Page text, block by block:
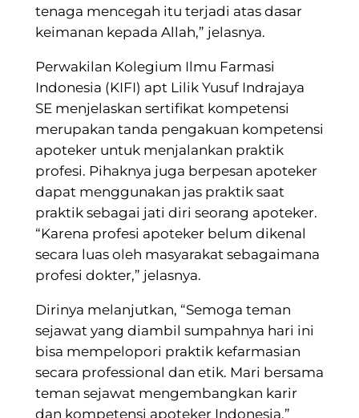
tenaga mencegah itu terjadi atas dasar
keimanan kepada Allah,” jelasnya.
Perwakilan Kolegium Ilmu Farmasi
Indonesia (KIFI) apt Lilik Yusuf Indrajaya
SE menjelaskan sertifikat kompetensi
merupakan tanda pengakuan kompetensi
apoteker untuk menjalankan praktik
profesi. Pihaknya juga berpesan apoteker
dapat menggunakan jas praktik saat
praktik sebagai jati diri seorang apoteker.
“Karena profesi apoteker belum dikenal
secara luas oleh masyarakat sebagaimana
profesi dokter,” jelasnya.
Dirinya melanjutkan, “Semoga teman
sejawat yang diambil sumpahnya hari ini
bisa mempelopori praktik kefarmasian
secara professional dan etik. Mari bersama
teman sejawat mengembangkan karir
dan kompetensi apoteker Indonesia,”